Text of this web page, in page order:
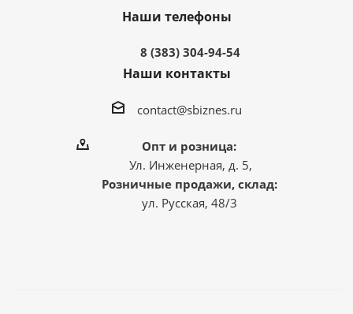
Наши телефоны
8 (383) 304-94-54
Наши контакты
contact@sbiznes.ru
Опт и розница:
Ул. Инженерная, д. 5,
Розничные продажи, склад:
ул. Русская, 48/3